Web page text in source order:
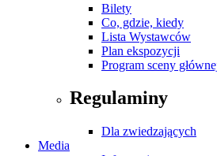
Bilety
Co, gdzie, kiedy
Lista Wystawców
Plan ekspozycji
Program sceny
Regulaminy
Dla zwiedzających
Media